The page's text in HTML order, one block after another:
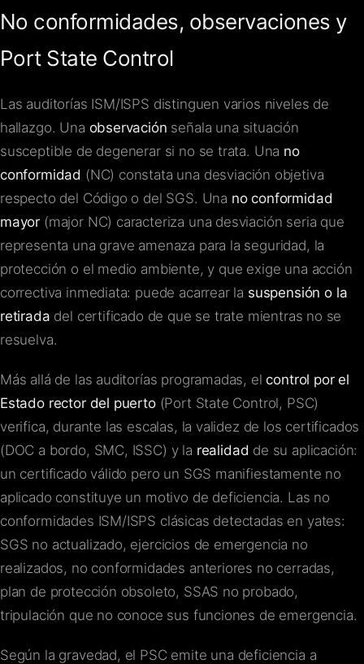
No conformidades, observaciones y
Port State Control
Las auditorías ISM/ISPS distinguen varios niveles de
hallazgo. Una observación señala una situación
susceptible de degenerar si no se trata. Una no
conformidad (NC) constata una desviación objetiva
respecto del Código o del SGS. Una no conformidad
mayor (major NC) caracteriza una desviación seria que
representa una grave amenaza para la seguridad, la
protección o el medio ambiente, y que exige una acción
correctiva inmediata: puede acarrear la suspensión o la
retirada del certificado de que se trate mientras no se
resuelva.
Más allá de las auditorías programadas, elcontrol por el
Estado rector del puerto(Port State Control, PSC)
verifica, durante las escalas, la validez de los certificados
(DOC a bordo, SMC, ISSC) y la realidad de su aplicación:
un certificado válido pero un SGS manifiestamente no
aplicado constituye un motivo de deficiencia. Las no
conformidades ISM/ISPS clásicas detectadas en yates:
SGS no actualizado, ejercicios de emergencia no
realizados, no conformidades anteriores no cerradas,
plan de protección obsoleto, SSAS no probado,
tripulación que no conoce sus funciones de emergencia.
Según la gravedad, el PSC emite una deficiencia a